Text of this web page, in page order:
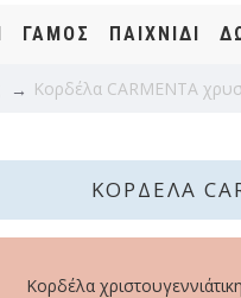
ΓΑΜΟΣ ΠΑΙΧΝΙΔΙ
Κορδέλα CARMENTA
ΚΟΡΔΈΛΑ
Κορδέλα